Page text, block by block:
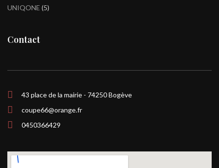
UNIQONE 5
Contact
43 place de la mairie - 74250 Bogève
coupe66@orange.fr
0450366429